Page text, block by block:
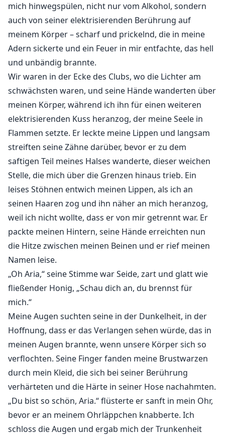
Während sie verzweifelt versucht, sich zu beweisen
und in ihrem Job gut zu sein, findet sie sich erneut in
einem Netz aus Verlangen und dunklen, sündigen
Begierden verstrickt, die nur er befriedigen kann.
Obwohl sie einen Freund hat und keine Affäre mit
ihrem Chef haben darf, versetzt sie das in einen
Zustand der Qual. Doch gerade als sie beschließt,
ihren Job zu kündigen, um mit ihm zusammen zu sein,
bricht alles zusammen, als sie entdeckt, dass er eine
dunkle Vergangenheit hat, die sie nicht ignorieren
kann.
Arias Herz ist gebrochen, und ihr Freund, dem sie ihr
Leben verdankt, ist nicht bereit, sie gehen zu lassen
und erpresst sie. Sie hat niemanden, zu dem sie
flüchten kann, außer Kyle. Mit so vielen wilden
Geheimnissen und ungezähmten Begierden, die über
ihnen schweben, muss sie eine Entscheidung treffen,
die sie entweder brechen und zurück in das treiben
könnte, wovor sie verzweifelt zu fliehen versucht, oder
ihre Traumata heilen und ihre zerbrochene Beziehung
zu Kyle wiederherstellen könnte.
mich hinwegspülen, nicht nur vom Alkohol, sondern
auch von seiner elektrisierenden Berührung auf
meinem Körper – scharf und prickelnd, die in meine
Adern sickerte und ein Feuer in mir entfachte, das hell
und unbändig brannte.
Wir waren in der Ecke des Clubs, wo die Lichter am
schwächsten waren, und seine Hände wanderten über
meinen Körper, während ich ihn für einen weiteren
elektrisierenden Kuss heranzog, der meine Seele in
Flammen setzte. Er leckte meine Lippen und langsam
streiften seine Zähne darüber, bevor er zu dem
saftigen Teil meines Halses wanderte, dieser weichen
Stelle, die mich über die Grenzen hinaus trieb. Ein
leises Stöhnen entwich meinen Lippen, als ich an
seinen Haaren zog und ihn näher an mich heranzog,
weil ich nicht wollte, dass er von mir getrennt war. Er
packte meinen Hintern, seine Hände erreichten nun
die Hitze zwischen meinen Beinen und er rief meinen
Namen leise.
„Oh Aria,“ seine Stimme war Seide, zart und glatt wie
fließender Honig, „Schau dich an, du brennst für
mich.“
Meine Augen suchten seine in der Dunkelheit, in der
Hoffnung, dass er das Verlangen sehen würde, das in
meinen Augen brannte, wenn unsere Körper sich so
verflochten. Seine Finger fanden meine Brustwarzen
durch mein Kleid, die sich bei seiner Berührung
verhärteten und die Härte in seiner Hose nachahmten.
„Du bist so schön, Aria.“ flüsterte er sanft in mein Ohr,
bevor er an meinem Ohrläppchen knabberte. Ich
schloss die Augen und ergab mich der Trunkenheit